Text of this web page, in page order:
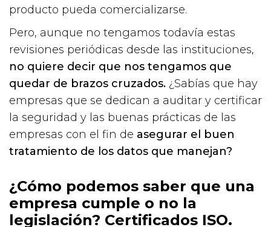
producto pueda comercializarse.
Pero, aunque no tengamos todavía estas
revisiones periódicas desde las instituciones,
no quiere decir que nos tengamos que
quedar de brazos cruzados. ¿Sabías que hay
empresas que se dedican a auditar y certificar
la seguridad y las buenas prácticas de las
empresas con el fin de asegurar el buen
tratamiento de los datos que manejan?
¿Cómo podemos saber que una
empresa cumple o no la
legislación? Certificados ISO.